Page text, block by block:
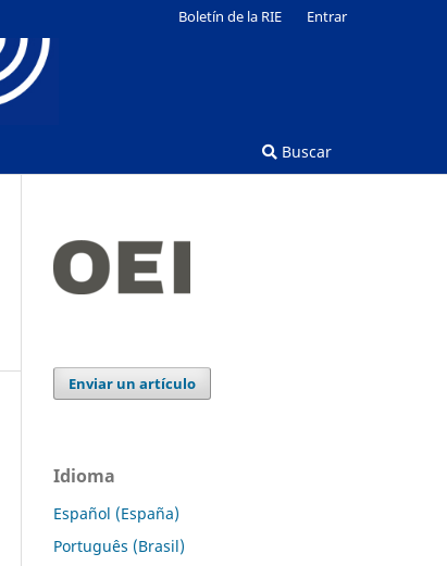
Buscar
Boletín de la RIE Entrar
Enviar un artículo
Idioma
Español (España)
Português (Brasil)